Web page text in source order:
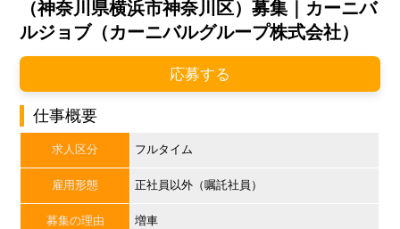
（神奈川県横浜市神奈川区）募集｜カーニバ
ルジョブ（カーニバルグループ株式会社）
応募する
仕事概要
求人区分 フルタイム
雇用形態 正社員以外（嘱託社員）
募集の理由 増車